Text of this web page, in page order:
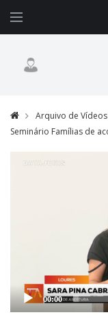
Arquivo de Vídeos
Seminário Famílias de
00:00